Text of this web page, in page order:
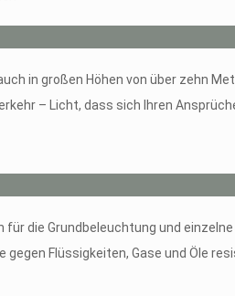
in großen Höhen von über zehn
– Licht, dass sich Ihren
die Grundbeleuchtung und
gegen Flüssigkeiten, Gase und Öle